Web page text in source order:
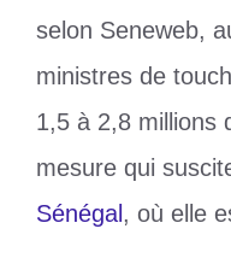
selon Seneweb,
ministres de
1,5 à 2,8 millions
mesure qui
Sénégal , où elle